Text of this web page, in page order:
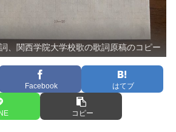
、関西学院大学校歌の歌詞原稿のコピー
Facebook はてブ
コピー